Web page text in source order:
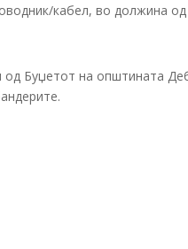
кабел, во должина
од Буџетот на општината